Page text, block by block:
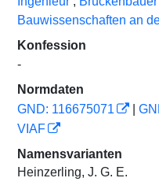
Bauwissenschaften an
Konfession
-
Normdaten
GND: 116675071
VIAF
Namensvarianten
Heinzerling, J. G. E.